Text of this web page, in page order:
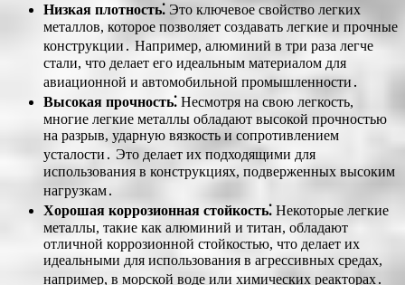
Низкая плотность⁚ Это ключевое свойство легких
металлов, которое позволяет создавать легкие и прочные
конструкции․ Например, алюминий в три раза легче
стали, что делает его идеальным материалом для
авиационной и автомобильной промышленности․
Высокая прочность⁚ Несмотря на свою легкость,
многие легкие металлы обладают высокой прочностью
на разрыв, ударную вязкость и сопротивлением
усталости․ Это делает их подходящими для
использования в конструкциях, подверженных высоким
нагрузкам․
Хорошая коррозионная стойкость⁚ Некоторые легкие
металлы, такие как алюминий и титан, обладают
отличной коррозионной стойкостью, что делает их
идеальными для использования в агрессивных средах,
например, в морской воде или химических реакторах․